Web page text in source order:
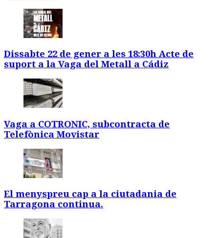
Dissabte 22 de gener a les 18:30h Acte de
suport a la Vaga del Metall a Cádiz
Vaga a COTRONIC, subcontracta de
Telefònica Movistar
El menyspreu cap a la ciutadania de
Tarragona continua.